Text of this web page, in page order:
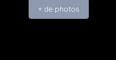
+ de photos